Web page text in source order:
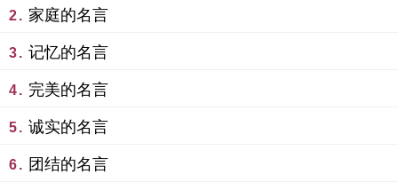
2. 家庭的名言
3. 记忆的名言
4. 完美的名言
5. 诚实的名言
6. 团结的名言